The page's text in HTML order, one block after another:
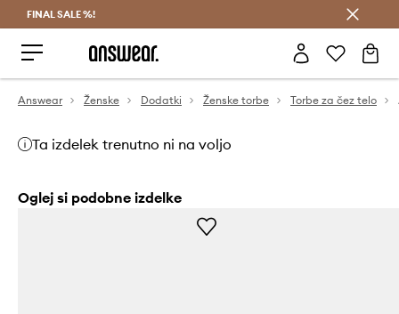
FINAL SALE %!
Answear Ženske Dodatki Ženske torbe Torbe za čez telo
Ta izdelek trenutno ni na voljo
Oglej si podobne izdelke